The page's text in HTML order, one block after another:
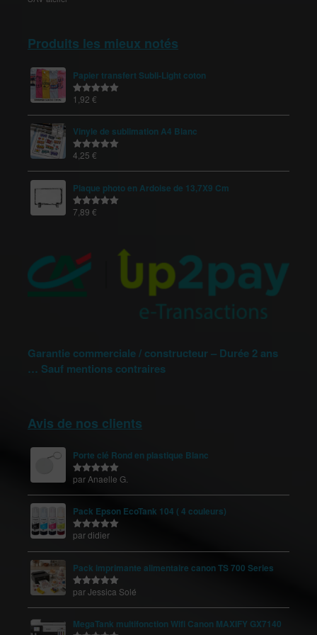
Produits les mieux notés
Papier transfert Subli-Light coton
Note5.00
1,92 €
Vinyle de sublimation A4 Blanc
Note5.00
4,25 €
Plaque photo en Ardoise de 13,7X9 Cm
Note5.00
7,89 €
Garantie commerciale / constructeur – Durée 2 ans
… Sauf mentions contraires
Avis de nos clients
Porte clé Rond en plastique Blanc
Note5sur
par Anaelle G.
Pack Epson EcoTank 104 ( 4 couleurs)
Note 5sur
par didier
Pack imprimante alimentaire canon TS 700 Series
Note5sur
par Jessica Solé
MegaTank multifonction Wifi Canon MAXIFY GX7140